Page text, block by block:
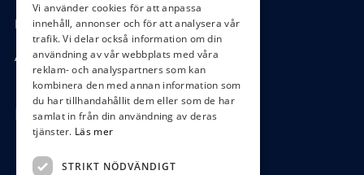
Hantering GDPR
Ångra köp
Hör av dig
0472-104 80
Vi använder cookies för att anpassa
innehåll, annonser och för att analysera vår
trafik. Vi delar också information om din
användning av vår webbplats med våra
reklam- och analyspartners som kan
kombinera den med annan information som
du har tillhandahållit dem eller som de har
samlat in från din användning av deras
tjänster. Läs mer
STRIKT NÖDVÄNDIGT